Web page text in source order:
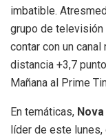
imbatible.
grupo de televisión
contar con un
distancia +3,7
Mañana al Prime
En temáticas, Nova
líder de este lunes,